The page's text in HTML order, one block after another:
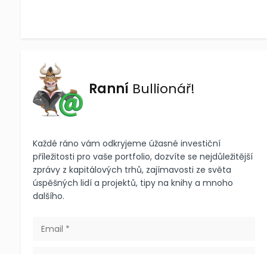
Ranní Bullionář!
Každé ráno vám odkryjeme úžasné investiční
příležitosti pro vaše portfolio, dozvíte se nejdůležitější
zprávy z kapitálových trhů, zajímavosti ze světa
úspěšných lidí a projektů, tipy na knihy a mnoho
dalšího.